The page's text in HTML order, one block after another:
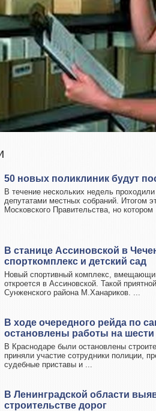
50 новых поликлиник будут
В течение нескольких недель
депутатами местных собраний. Итогом
Московского Правительства, но котором
В станице Ассиновской в
спорткомплекс и детский сад
Новый спортивный комплекс,
откроется в Ассиновской. Такой
Сунженского района М.Ханариков. ...
В ходе очередного рейда по
остановлены работы на шести
В Краснодаре были остановлены
приняли участие сотрудники полиции,
судебные приставы и ...
В Ленинградской области
строительстве дорог